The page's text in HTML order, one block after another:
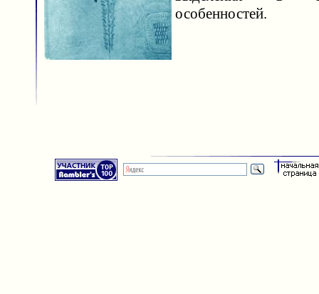
особенностей.